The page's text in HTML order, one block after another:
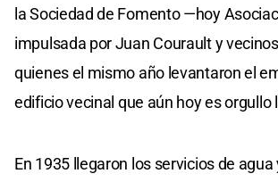
la Sociedad de Fomento —hoy
impulsada por Juan Courault y
quienes el mismo año levantaron el
edificio vecinal que aún hoy es orgullo
En 1935 llegaron los servicios de agua